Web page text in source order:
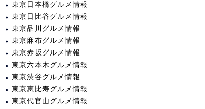
東京日本橋グルメ情報
東京日比谷グルメ情報
東京品川グルメ情報
東京麻布グルメ情報
東京赤坂グルメ情報
東京六本木グルメ情報
東京渋谷グルメ情報
東京恵比寿グルメ情報
東京代官山グルメ情報